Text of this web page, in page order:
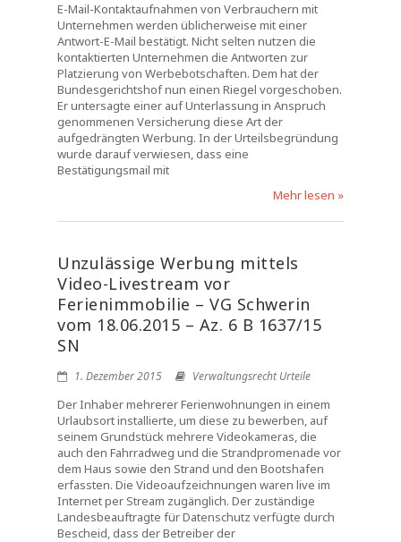
E-Mail-Kontaktaufnahmen von Verbrauchern mit
Unternehmen werden üblicherweise mit einer
Antwort-E-Mail bestätigt. Nicht selten nutzen die
kontaktierten Unternehmen die Antworten zur
Platzierung von Werbebotschaften. Dem hat der
Bundesgerichtshof nun einen Riegel vorgeschoben.
Er untersagte einer auf Unterlassung in Anspruch
genommenen Versicherung diese Art der
aufgedrängten Werbung. In der Urteilsbegründung
wurde darauf verwiesen, dass eine
Bestätigungsmail mit
Mehr lesen »
Unzulässige Werbung mittels
Video-Livestream vor
Ferienimmobilie – VG Schwerin
vom 18.06.2015 – Az. 6 B 1637/15
SN
1. Dezember 2015 Verwaltungsrecht Urteile
Der Inhaber mehrerer Ferienwohnungen in einem
Urlaubsort installierte, um diese zu bewerben, auf
seinem Grundstück mehrere Videokameras, die
auch den Fahrradweg und die Strandpromenade vor
dem Haus sowie den Strand und den Bootshafen
erfassten. Die Videoaufzeichnungen waren live im
Internet per Stream zugänglich. Der zuständige
Landesbeauftragte für Datenschutz verfügte durch
Bescheid, dass der Betreiber der